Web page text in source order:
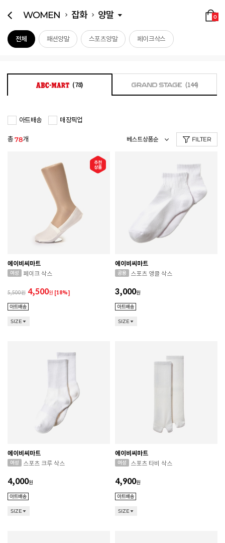
WOMEN 잡화 양말 0
전체 패션양말 스포츠양말 페이크삭스
(78) (144)
아트배송 매장픽업
총78개 FILTER
에이비씨마트
페이크 삭스
5,500 4,500원 [18%]
SIZE
에이비씨마트
스포츠 앵클 삭스
3,000원
SIZE
에이비씨마트
스포츠 크루 삭스
4,000원
SIZE
에이비씨마트
스포츠 타비 삭스
4,900원
SIZE